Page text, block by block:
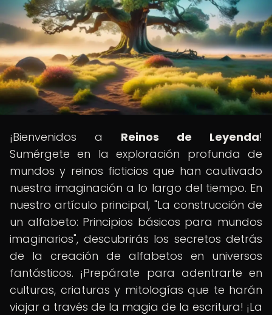
¡Bienvenidos a Reinos de Leyenda!
Sumérgete en la exploración profunda de
mundos y reinos ficticios que han cautivado
nuestra imaginación a lo largo del tiempo. En
nuestro artículo principal, "La construcción de
un alfabeto: Principios básicos para mundos
imaginarios", descubrirás los secretos detrás
de la creación de alfabetos en universos
fantásticos. ¡Prepárate para adentrarte en
culturas, criaturas y mitologías que te harán
viajar a través de la magia de la escritura! ¡La